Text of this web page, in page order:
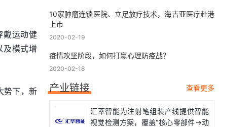
戴运动健
及模式增
势下，新
10家肿瘤连锁医院、立足放疗技术，海吉亚医疗赴港
上市
2020-02-19
疫情攻坚阶段，如何打赢心理防疫战？
2020-02-18
产业链接 查看更多
汇萃智能为注射笔组装产线提供智能
视觉检测方案，覆盖“核心零部件→动